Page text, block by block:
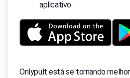
aplicativo
Onlypult está se tornando